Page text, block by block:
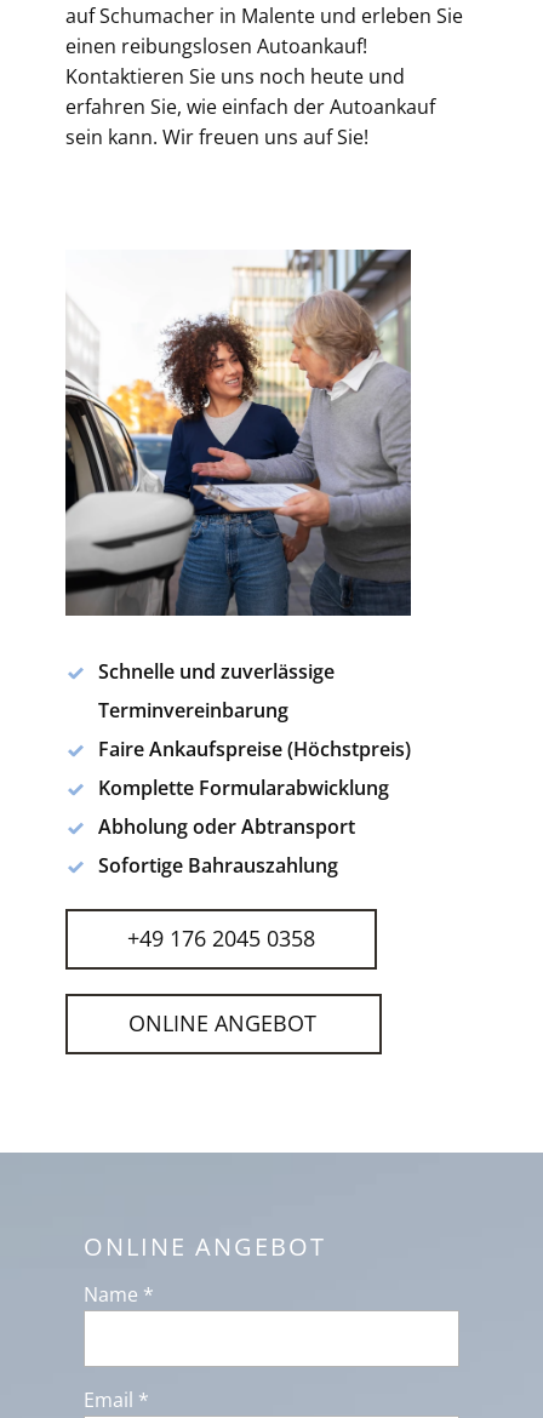
auf Schumacher in Malente und erleben Sie
einen reibungslosen Autoankauf!
Kontaktieren Sie uns noch heute und
erfahren Sie, wie einfach der Autoankauf
sein kann. Wir freuen uns auf Sie!
Schnelle und zuverlässige
Terminvereinbarung
Faire Ankaufspreise (Höchstpreis)
Komplette Formularabwicklung
Abholung oder Abtransport
Sofortige Bahrauszahlung
+49 176 2045 0358
ONLINE ANGEBOT
ONLINE ANGEBOT
Name *
Email *